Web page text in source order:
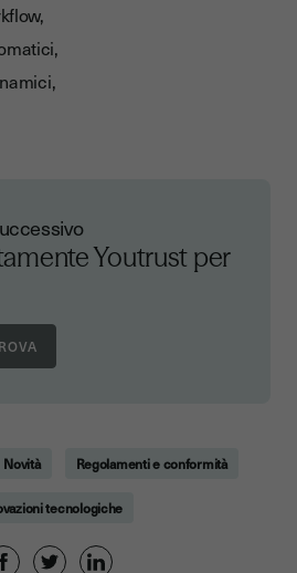
Youtrust per
Novità Regolamenti e conformità
tecnologiche